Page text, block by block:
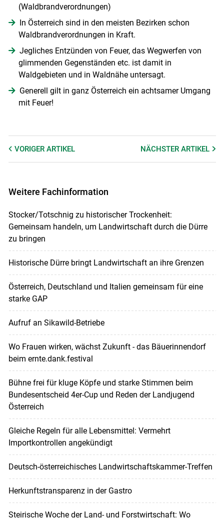
(Waldbrandverordnungen)
In Österreich sind in den meisten Bezirken schon
Waldbrandverordnungen in Kraft.
Jegliches Entzünden von Feuer, das Wegwerfen von
glimmenden Gegenständen etc. ist damit in
Waldgebieten und in Waldnähe untersagt.
Generell gilt in ganz Österreich ein achtsamer Umgang
mit Feuer!
VORIGER ARTIKEL NÄCHSTERARTIKEL
Weitere Fachinformation
Stocker/Totschnig zu historischer Trockenheit:
Gemeinsam handeln, um Landwirtschaft durch die Dürre
zu bringen
Historische Dürre bringt Landwirtschaft an ihre Grenzen
Österreich, Deutschland und Italien gemeinsam für eine
starke GAP
Aufruf an Sikawild-Betriebe
Wo Frauen wirken, wächst Zukunft - das Bäuerinnendorf
beim ernte.dank.festival
Bühne frei für kluge Köpfe und starke Stimmen beim
Bundesentscheid 4er-Cup und Reden der Landjugend
Österreich
Gleiche Regeln für alle Lebensmittel: Vermehrt
Importkontrollen angekündigt
Deutsch-österreichisches Landwirtschaftskammer-Treffen
Herkunftstransparenz in der Gastro
Steirische Woche der Land- und Forstwirtschaft: Wo